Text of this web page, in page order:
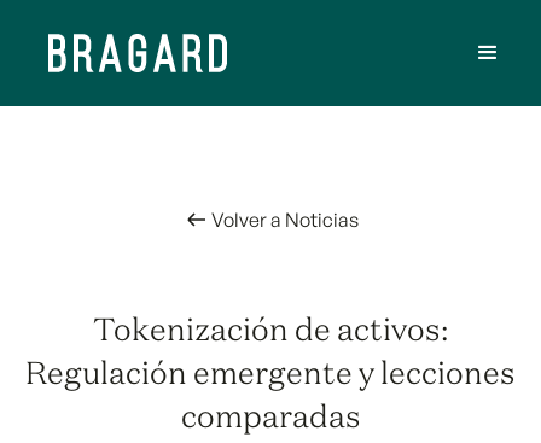
Volver a Noticias
Tokenización de activos:
Regulación emergente y lecciones
comparadas